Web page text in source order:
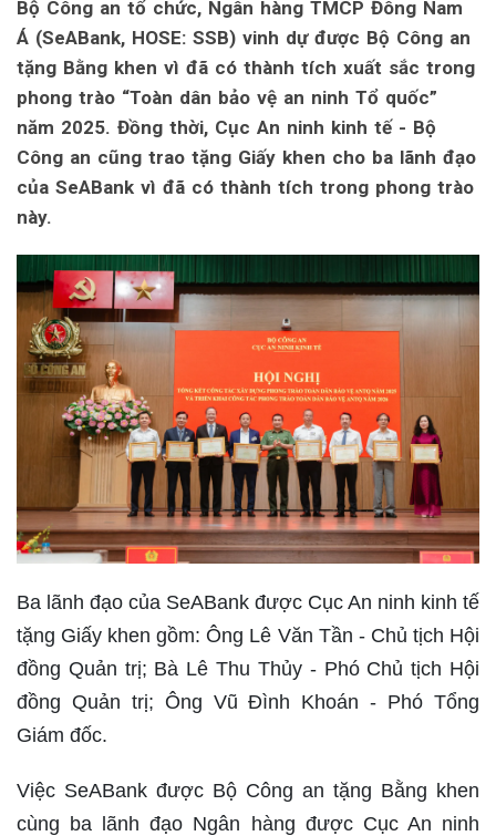
Bộ Công an tổ chức, Ngân hàng TMCP Đông Nam
Á (SeABank, HOSE: SSB) vinh dự được Bộ Công an
tặng Bằng khen vì đã có thành tích xuất sắc trong
phong trào “Toàn dân bảo vệ an ninh Tổ quốc”
năm 2025. Đồng thời, Cục An ninh kinh tế - Bộ
Công an cũng trao tặng Giấy khen cho ba lãnh đạo
của SeABank vì đã có thành tích trong phong trào
này.
Ba lãnh đạo của SeABank được Cục An ninh kinh tế
tặng Giấy khen gồm: Ông Lê Văn Tần - Chủ tịch Hội
đồng Quản trị; Bà Lê Thu Thủy - Phó Chủ tịch Hội
đồng Quản trị; Ông Vũ Đình Khoán - Phó Tổng
Giám đốc.
Việc SeABank được Bộ Công an tặng Bằng khen
cùng ba lãnh đạo Ngân hàng được Cục An ninh